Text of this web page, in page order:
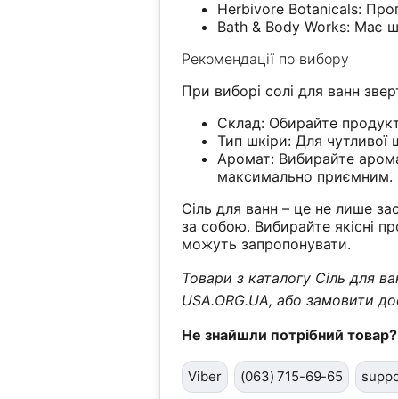
Herbivore Botanicals:
Bath & Body Works: Має
Рекомендації по вибору
При виборі солі для ванн
Склад: Обирайте
Тип шкіри: Для чутливої
Аромат: Вибирайте
максимально приємним.
Сіль для ванн – це не лише
за собою. Вибирайте якісні
можуть запропонувати.
Товари з каталогу Сіль для
USA.ORG.UA, або замовити
Не знайшли потрібний
Viber (063) 715-69-65